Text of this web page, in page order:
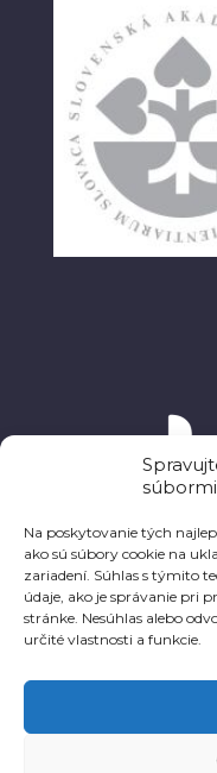
Na poskytovanie tých
ako sú súbory cookie na
zariadení. Súhlas s týmito
údaje, ako je správanie pri
stránke. Nesúhlas alebo
určité vlastnosti a funkcie.